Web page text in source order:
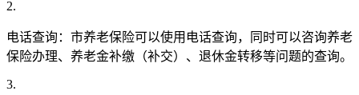
2.
电话查询：市养老保险可以使用电话查询，同时可以咨询养老
保险办理、养老金补缴（补交）、退休金转移等问题的查询。
3.